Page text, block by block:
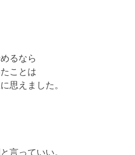
るなら
ことは
思えました。
言っていい。